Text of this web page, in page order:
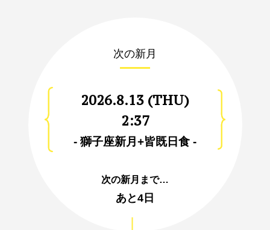
次の新月
2026.8.13 (THU)
2:37
- 獅子座新月+皆既日食 -
次の新月まで…
あと4日